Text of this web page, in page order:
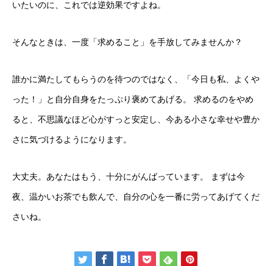
いたいのに、これでは逆効果ですよね。
そんなときは、一度「求めること」を手放してみませんか？
誰かに満たしてもらうのを待つのではなく、「今日も私、よくや
った！」と自分自身をたっぷり褒めてあげる。 求めるのをやめ
ると、不思議なほど心がすっと安定し、今ある小さな幸せや豊か
さに気づけるようになります。
大丈夫。あなたはもう、十分にがんばっています。 まずは今
夜、温かいお茶でも飲んで、自分の心を一番に労ってあげてくだ
さいね。